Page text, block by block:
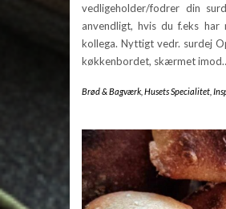
vedligeholder/fodrer din
anvendligt, hvis du f.eks
kollega. Nyttigt vedr. surdej
køkkenbordet, skærmet
Brød & Bagværk Husets Specialitet